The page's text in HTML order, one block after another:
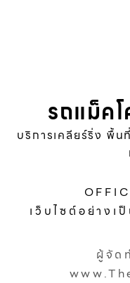
รถแม็ค
บริการเคลียร์ริ่ง พื้
เว็บไซต์อย่างเ
ผู้จัด